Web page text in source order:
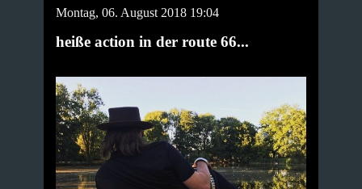
Montag, 06. August 2018 19:04
heiße action in der route 66...